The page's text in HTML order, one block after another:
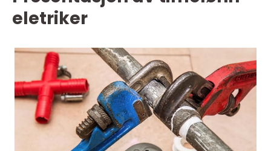
eletriker